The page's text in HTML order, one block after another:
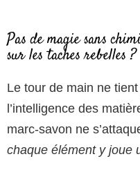
Pas de magie sans
sur les taches rebelles ?
Le tour de main ne
l’intelligence des
marc-savon ne
chaque élément y joue